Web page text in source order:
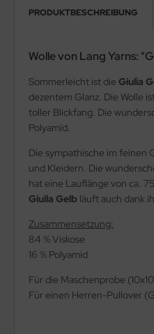
PRODUKTBESCHREIBUNG
Wolle von Lang Yarns:
Sommerleicht ist die Giulia
dezentem Glanz. Die Wolle
toller Blickfang. Die
Polyamid.
Die sympathische im feinen
und Kleidern. Die
hat eine Lauflänge von ca.
Giuila Gelb läuft auch dank
Zusammensetzung:
84 % Viskose
16 % Polyamid
Für die Maschenprobe
Für einen Herren-Pullover